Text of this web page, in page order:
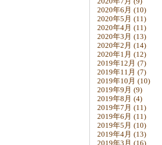
2020年6月 (10)
2020年5月 (11)
2020年4月 (11)
2020年3月 (13)
2020年2月 (14)
2020年1月 (12)
2019年12月 (7)
2019年11月 (7)
2019年10月 (10)
2019年9月 (9)
2019年8月 (4)
2019年7月 (11)
2019年6月 (11)
2019年5月 (10)
2019年4月 (13)
2019年3月 (16)